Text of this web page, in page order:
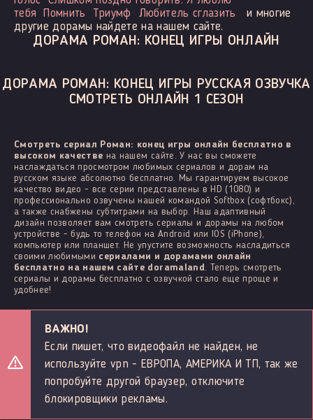
тебя
Помнить Триумф Любитель сглазить
и многие
другие дорамы найдете на нашем сайте.
ДОРАМА РОМАН: КОНЕЦ ИГРЫ ОНЛАЙН
ДОРАМА РОМАН: КОНЕЦ ИГРЫ РУССКАЯ ОЗВУЧКА
СМОТРЕТЬ ОНЛАЙН 1 СЕЗОН
Смотреть сериал Роман: конец игры онлайн бесплатно в
высоком качестве на нашем сайте. У нас вы сможете
наслаждаться просмотром любимых сериалов и дорам на
русском языке абсолютно бесплатно. Мы гарантируем высокое
качество видео - все серии представлены в HD (1080) и
профессионально озвучены нашей командой Softbox (софтбокс),
а также снабжены субтитрами на выбор. Наш адаптивный
дизайн позволяет вам смотреть сериалы и дорамы на любом
устройстве - будь то телефон на Android или IOS (iPhone),
компьютер или планшет. Не упустите возможность насладиться
своими любимыми сериалами и дорамами онлайн
бесплатно на нашем сайте doramaland . Теперь смотреть
сериалы и дорамы бесплатно с озвучкой стало еще проще и
удобнее!
ВАЖНО!
Если пишет, что видеофайл не найден, не
используйте vpn - ЕВРОПА, АМЕРИКА И ТП, так же
попробуйте другой браузер, отключите
блокировщики рекламы.